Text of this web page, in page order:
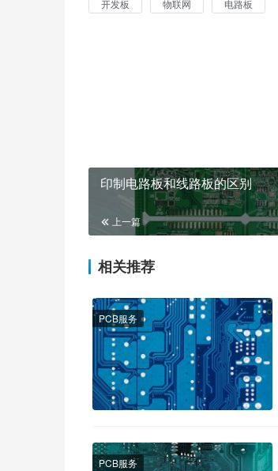
开发板 物联网 电路板
印制电路板和线路板的区别
上一篇
相关推荐
PCB服务
PCB服务